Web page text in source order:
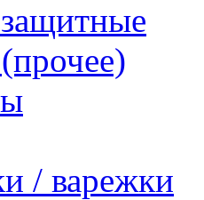
/ варежки